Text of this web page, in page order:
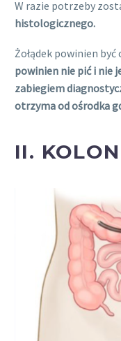
W razie potrzeby
histologicznego.
Żołądek powinien być
powinien nie pić i nie
zabiegiem
otrzyma od ośrodka
II.